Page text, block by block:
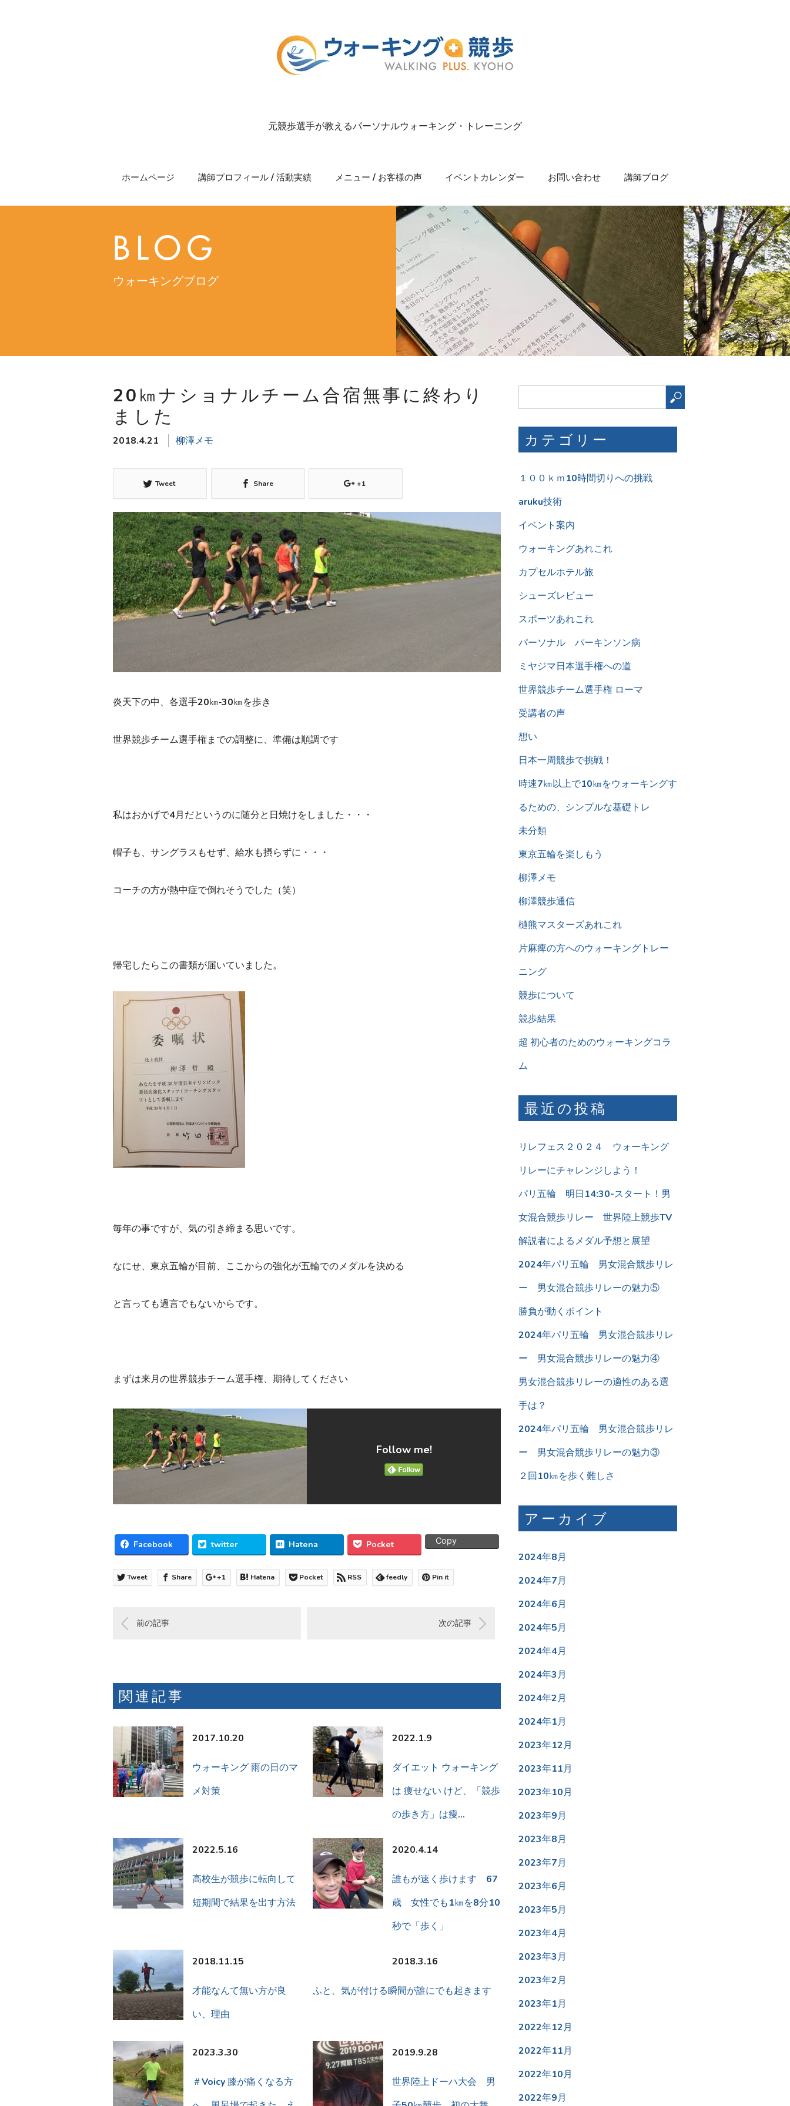
元競歩選手が教えるパーソナルウォーキング・トレーニング
ホームページ 講師プロフィール / 活動実績 メニュー / お客様の声 イベントカレンダー お問い合わせ 講師ブログ
BLOG
ウォーキングブログ
20㎞ナショナルチーム合宿無事に終わり
ました
2018.4.21 柳澤メモ
Tweet Share +1
炎天下の中、各選手20㎞‐30㎞を歩き
世界競歩チーム選手権までの調整に、準備は順調です
私はおかげで4月だというのに随分と日焼けをしました・・・
帽子も、サングラスもせず、給水も摂らずに・・・
コーチの方が熱中症で倒れそうでした（笑）
帰宅したらこの書類が届いていました。
毎年の事ですが、気の引き締まる思いです。
なにせ、東京五輪が目前、ここからの強化が五輪でのメダルを決める
と言っても過言でもないからです。
まずは来月の世界競歩チーム選手権、期待してください
Follow me!
Facebook twitter Hatena Pocket Copy
Tweet Share +1 Hatena Pocket RSS feedly Pin it
前の記事 次の記事
関連記事
2017.10.20
ウォーキング 雨の日のマ
メ対策
2022.1.9
ダイエット ウォーキング
は 痩せない けど、「競歩
の歩き方」は痩…
2022.5.16
高校生が競歩に転向して
短期間で結果を出す方法
2020.4.14
誰もが速く歩けます 67
歳 女性でも1㎞を8分10
秒で「歩く」
2018.11.15
才能なんて無い方が良
い、理由
2018.3.16
ふと、気が付ける瞬間が誰にでも起きます
2023.3.30
＃Voicy 膝が痛くなる方
2019.9.28
世界陸上ドーハ大会 男
カテゴリー
１００ｋｍ10時間切りへの挑戦
aruku技術
イベント案内
ウォーキングあれこれ
カプセルホテル旅
シューズレビュー
スポーツあれこれ
パーソナル パーキンソン病
ミヤジマ日本選手権への道
世界競歩チーム選手権 ローマ
受講者の声
想い
日本一周競歩で挑戦！
時速7㎞以上で10㎞をウォーキングす
るための、シンプルな基礎トレ
未分類
東京五輪を楽しもう
柳澤メモ
柳澤競歩通信
樋熊マスターズあれこれ
片麻痺の方へのウォーキングトレー
ニング
競歩について
競歩結果
超 初心者のためのウォーキングコラ
ム
最近の投稿
リレフェス２０２４ ウォーキング
リレーにチャレンジしよう！
パリ五輪 明日14:30-スタート！男
女混合競歩リレー 世界陸上競歩TV
解説者によるメダル予想と展望
2024年パリ五輪 男女混合競歩リレ
ー 男女混合競歩リレーの魅力⑤
勝負が動くポイント
2024年パリ五輪 男女混合競歩リレ
ー 男女混合競歩リレーの魅力④
男女混合競歩リレーの適性のある選
手は？
2024年パリ五輪 男女混合競歩リレ
ー 男女混合競歩リレーの魅力③
２回10㎞を歩く難しさ
アーカイブ
2024年8月
2024年7月
2024年6月
2024年5月
2024年4月
2024年3月
2024年2月
2024年1月
2023年12月
2023年11月
2023年10月
2023年9月
2023年8月
2023年7月
2023年6月
2023年5月
2023年4月
2023年3月
2023年2月
2023年1月
2022年12月
2022年11月
2022年10月
2022年9月